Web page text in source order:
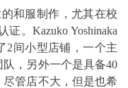
的和服制作，尤其在校
。Kazuko Yoshinaka
2间小型店铺，一个主
，另外一个是具备40
管店不大，但是也希